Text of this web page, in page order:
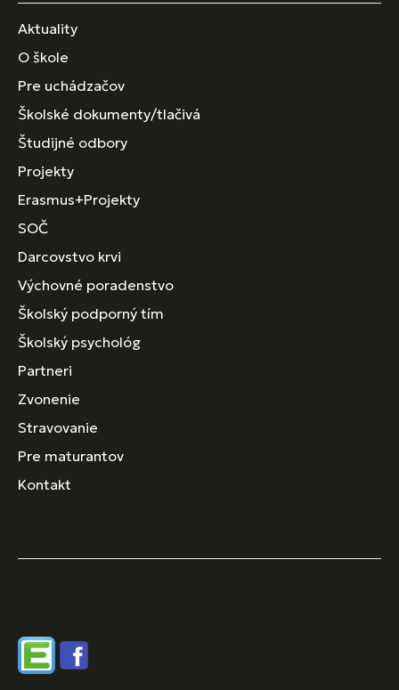
Aktuality
O škole
Pre uchádzačov
Školské dokumenty/tlačivá
Študijné odbory
Projekty
Erasmus+Projekty
SOČ
Darcovstvo krvi
Výchovné poradenstvo
Školský podporný tím
Školský psychológ
Partneri
Zvonenie
Stravovanie
Pre maturantov
Kontakt
EdupageFacebook